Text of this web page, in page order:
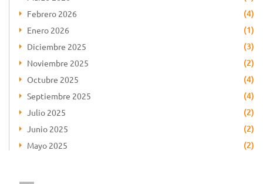
Febrero 2026 (4)
Enero 2026 (1)
Diciembre 2025 (3)
Noviembre 2025 (2)
Octubre 2025 (4)
Septiembre 2025 (4)
Julio 2025 (2)
Junio 2025 (2)
Mayo 2025 (2)